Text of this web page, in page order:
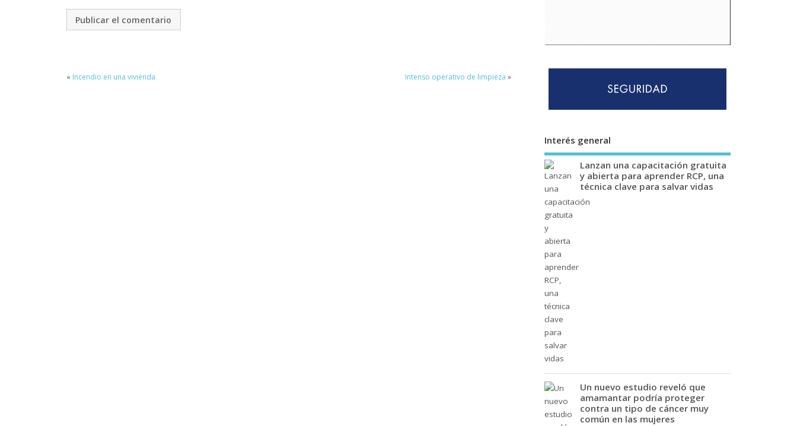
« Incendio en una vivienda Intenso operativo de limpieza »
Interés general
Lanzan una capacitación gratuita
y abierta para aprender RCP, una
técnica clave para salvar vidas
Un nuevo estudio reveló que
amamantar podría proteger
contra un tipo de cáncer muy
común en las mujeres